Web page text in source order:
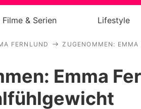
Royals
Stars
Filme & Serien
Filme & Serien Lifestyle
FERNLUND ZUGENOMMEN:
Emma